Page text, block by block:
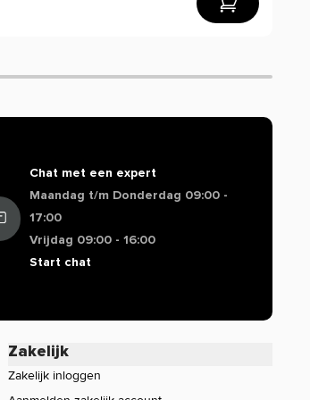
Chat met een expert
Maandag t/m Donderdag 09:00 -
17:00
Vrijdag 09:00 - 16:00
Start chat
Zakelijk
Zakelijk inloggen